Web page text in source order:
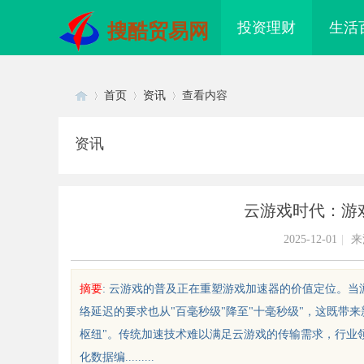
搜酷贸易网 投资理财 生活
sc
首页 资讯 查看内容
资讯
云游戏时代：游
2025-12-01
摘要: 云游戏的普及正在重塑游戏加速器的价值定位。
络延迟的要求也从"百毫秒级"降至"十毫秒级"，这既带
枢纽"。传统加速技术难以满足云游戏的传输需求，行
化数据编.........
眼镜 上海配眼镜